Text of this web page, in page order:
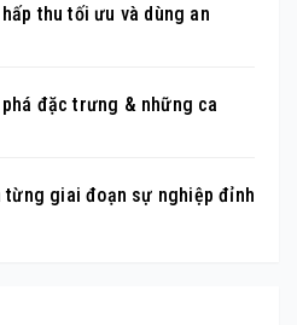
thu tối ưu và dùng an
đặc trưng & những ca
giai đoạn sự nghiệp đỉnh